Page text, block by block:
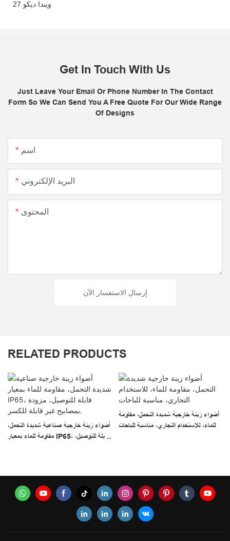
Get In Touch With Us
Just Leave Your Email Or Phone Number In The Contact
Form So We Can Send You A Free Quote For Our Wide Range
Of Designs
اسم
البريد الإلكتروني
المحتوى
إرسال الاستفسار الآن
RELATED PRODUCTS
أضواء زينة خارجية صناعية شديدة التحمل،
مقاومة للماء بمعيار IP65، قابلة للتوصيل،
أضواء زينة خارجية شديدة التحمل، مقاومة
للماء، للاستخدام التجاري، مناسبة للباحات